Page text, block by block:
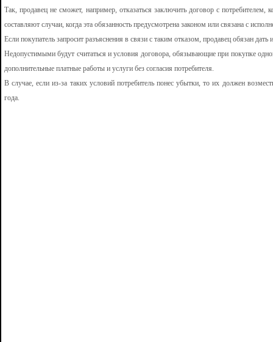
Так, продавец не сможет, например, отказаться заключить договор с
составляют случаи, когда эта обязанность предусмотрена законом или связана с
Если покупатель запросит разъяснения в связи с таким отказом, продавец обязан
Недопустимыми будут считаться и условия договора, обязывающие при покупке
дополнительные платные работы и услуги без согласия потребителя.
В случае, если из-за таких условий потребитель понес убытки, то их должен
года.